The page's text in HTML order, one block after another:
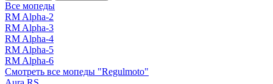
Все мопеды
RM Alpha-2
RM Alpha-3
RM Alpha-4
RM Alpha-5
RM Alpha-6
Смотреть все мопеды "Regulmoto"